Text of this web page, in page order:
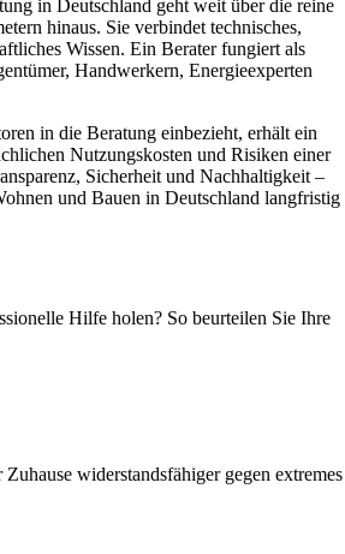
in Deutschland geht weit über die reine
hinaus. Sie verbindet technisches,
Wissen. Ein Berater fungiert als
Handwerkern, Energieexperten
in die Beratung einbezieht, erhält ein
Nutzungskosten und Risiken einer
Sicherheit und Nachhaltigkeit –
und Bauen in Deutschland langfristig
Hilfe holen? So beurteilen Sie Ihre
widerstandsfähiger gegen extremes